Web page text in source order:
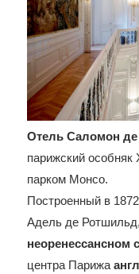
Отель Саломон
парижский особняк
парком Монсо.
Построенный в
Адель де
неоренессансном
центра Парижа